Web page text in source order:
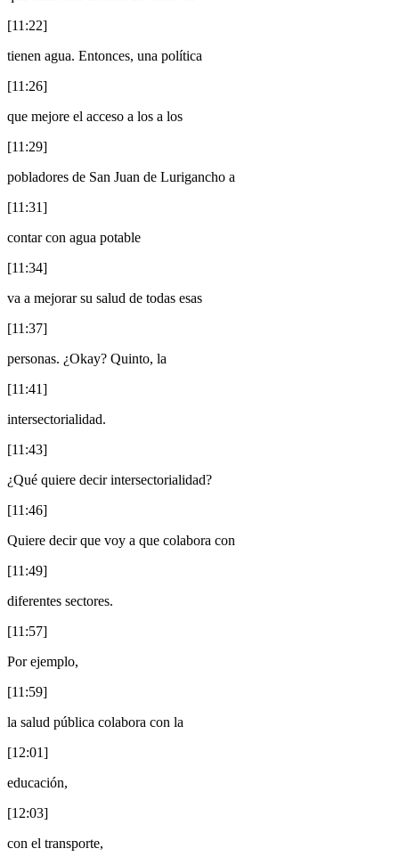
[11:22]
tienen agua. Entonces, una política
[11:26]
que mejore el acceso a los a los
[11:29]
pobladores de San Juan de Lurigancho a
[11:31]
contar con agua potable
[11:34]
va a mejorar su salud de todas esas
[11:37]
personas. ¿Okay? Quinto, la
[11:41]
intersectorialidad.
[11:43]
¿Qué quiere decir intersectorialidad?
[11:46]
Quiere decir que voy a que colabora con
[11:49]
diferentes sectores.
[11:57]
Por ejemplo,
[11:59]
la salud pública colabora con la
[12:01]
educación,
[12:03]
con el transporte,